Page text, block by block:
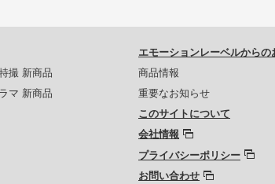
撮 新商品
マ 新商品
エモーションレーベルからの
商品情報
重要なお知らせ
このサイトについて
会社情報
プライバシーポリシー
お問い合わせ